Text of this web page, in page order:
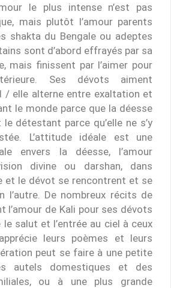
le plus intense n’est pas
mais plutôt l’amour parents
shakta du Bengale ou adeptes
sont d’abord effrayés par sa
mais finissent par l’aimer pour
Ses dévots aiment
/ elle alterne entre exaltation et
le monde parce que la déesse
détestant parce qu’elle ne s’y
L’attitude idéale est une
envers la déesse, l’amour
divine ou darshan, dans
et le dévot se rencontrent et se
l’autre. De nombreux récits de
l’amour de Kali pour ses dévots
le salut et l’entrée au ciel à ceux
leurs poèmes et leurs
peut se faire à une petite
autels domestiques et des
ou à une plus grande